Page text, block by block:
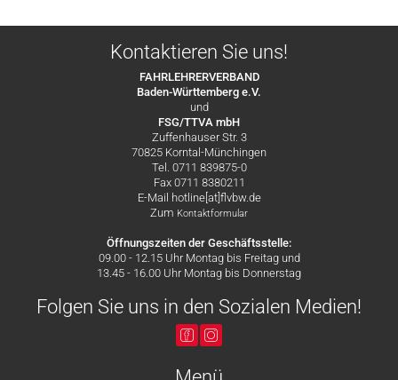
Kontaktieren Sie uns!
FAHRLEHRERVERBAND
Baden-Württemberg e.V.
und
FSG/TTVA mbH
Zuffenhauser Str. 3
70825 Korntal-Münchingen
Tel. 0711 839875-0
Fax 0711 8380211
E-Mail hotline[at]flvbw.de
Zum Kontaktformular
Öffnungszeiten der Geschäftsstelle:
09.00 - 12.15 Uhr Montag bis Freitag und
13.45 - 16.00 Uhr Montag bis Donnerstag
Folgen Sie uns in den Sozialen Medien!